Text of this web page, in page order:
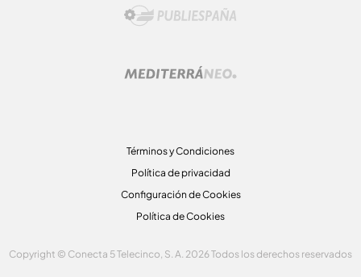
Términos y Condiciones
Política de privacidad
Configuración de Cookies
Política de Cookies
Copyright © Conecta 5 Telecinco, S. A. 2026 Todos los derechos reservados